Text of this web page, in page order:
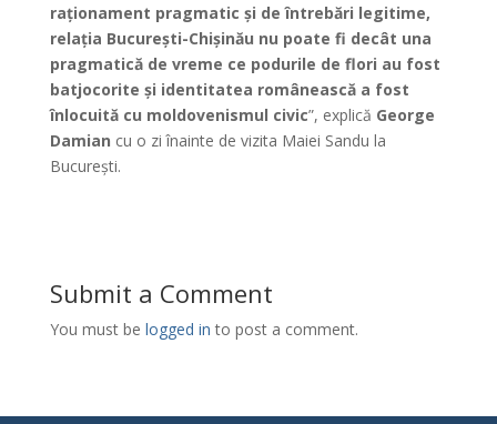
raționament pragmatic și de întrebări legitime,
relația București-Chișinău nu poate fi decât una
pragmatică de vreme ce podurile de flori au fost
batjocorite și identitatea românească a fost
înlocuită cu moldovenismul civic”, explică George
Damian cu o zi înainte de vizita Maiei Sandu la
București.
Submit a Comment
You must be logged in to post a comment.